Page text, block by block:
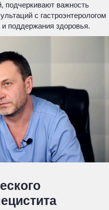
подчеркивают важность
с гастроэнтерологом
поддержания здоровья.